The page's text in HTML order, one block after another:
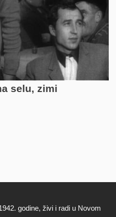
selu, zimi
godine, živi i radi u Novom